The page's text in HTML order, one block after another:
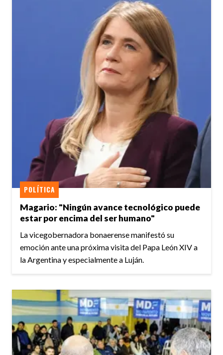
Magario: "Ningún avance tecnológico puede
estar por encima del ser humano"
POLÍTICA
La vicegobernadora bonaerense manifestó su
emoción ante una próxima visita del Papa León XIV a
la Argentina y especialmente a Luján.